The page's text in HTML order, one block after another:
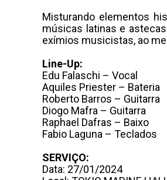
Misturando elementos
músicas latinas e
exímios musicistas, ao
Line-Up:
Edu Falaschi – Vocal
Aquiles Priester – Bateria
Roberto Barros – Guitarra
Diogo Mafra – Guitarra
Raphael Dafras – Baixo
Fabio Laguna – Teclados
SERVIÇO:
Data: 27/01/2024